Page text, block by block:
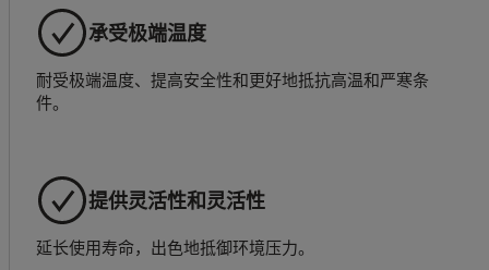
承受极端温度
耐受极端温度、提高安全性和更好地抵抗高温和严寒条
件。
提供灵活性和灵活性
延长使用寿命，出色地抵御环境压力。